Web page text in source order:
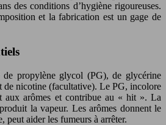
des conditions d’hygiène rigoureuses.
et la fabrication est un gage de
de propylène glycol (PG), de glycérine
de nicotine (facultative). Le PG, incolore
aux arômes et contribue au « hit ». La
la vapeur. Les arômes donnent le
peut aider les fumeurs à arrêter.